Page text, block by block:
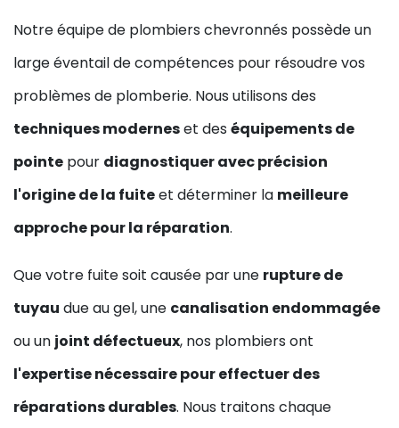
Notre équipe de plombiers chevronnés possède un
large éventail de compétences pour résoudre vos
problèmes de plomberie. Nous utilisons des
techniques moderneset des équipements de
pointe pour diagnostiquer avec précision
l'origine de la fuiteet déterminer la meilleure
approche pour la réparation.
Que votre fuite soit causée par une rupture de
tuyau due au gel, une canalisation endommagée
ou un joint défectueux, nos plombiers ont
l'expertise nécessaire pour effectuer des
réparations durables. Nous traitons chaque